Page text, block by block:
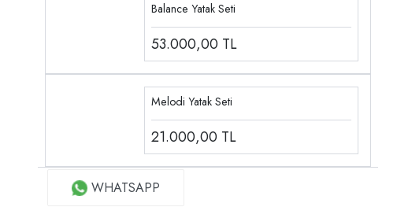
Balance Yatak Seti
53.000,00 TL
Melodi Yatak Seti
21.000,00 TL
WHATSAPP